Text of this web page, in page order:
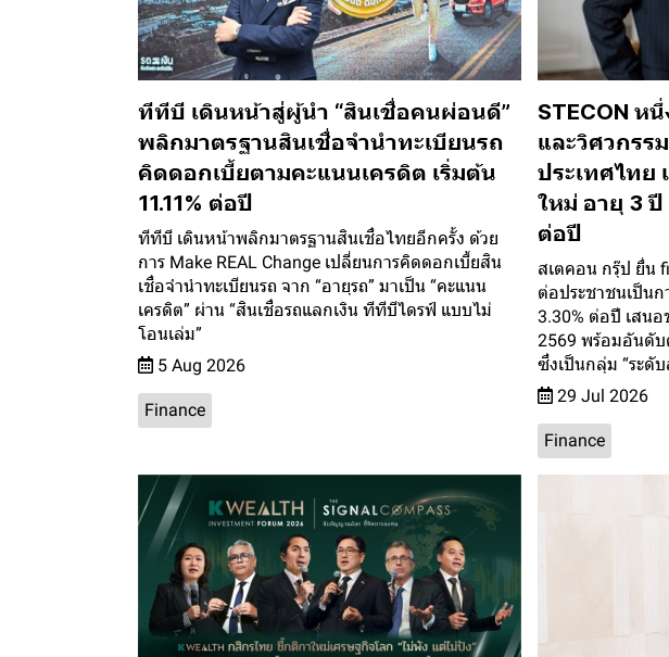
ทีทีบี เดินหน้าสู่ผู้นำ “สินเชื่อคนผ่อนดี”
พลิกมาตรฐานสินเชื่อจำนำทะเบียนรถ
คิดดอกเบี้ยตามคะแนนเครดิต เริ่มต้น
11.11% ต่อปี
ทีทีบี เดินหน้าพลิกมาตรฐานสินเชื่อไทยอีกครั้ง ด้วย
การ Make REAL Change เปลี่ยนการคิดดอกเบี้ยสิน
เชื่อจำนำทะเบียนรถ จาก “อายุรถ” มาเป็น “คะแนน
เครดิต” ผ่าน “สินเชื่อรถแลกเงิน ทีทีบีไดรฟ์ แบบไม่
โอนเล่ม”
5 Aug 2026
Finance
STECON ห
และวิศวกรร
ประเทศไทย
ใหม่ อายุ 3
ต่อปี
สเตคอน กรุ๊ป ยื่น
ต่อประชาชนเป็น
3.30% ต่อปี เสน
2569 พร้อมอันดับ
ซึ่งเป็นกลุ่ม “ระดั
29 Jul 2026
Finance